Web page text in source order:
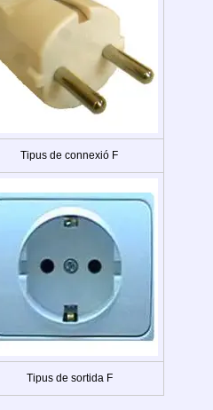
Tipus de connexió F
Tipus de sortida F